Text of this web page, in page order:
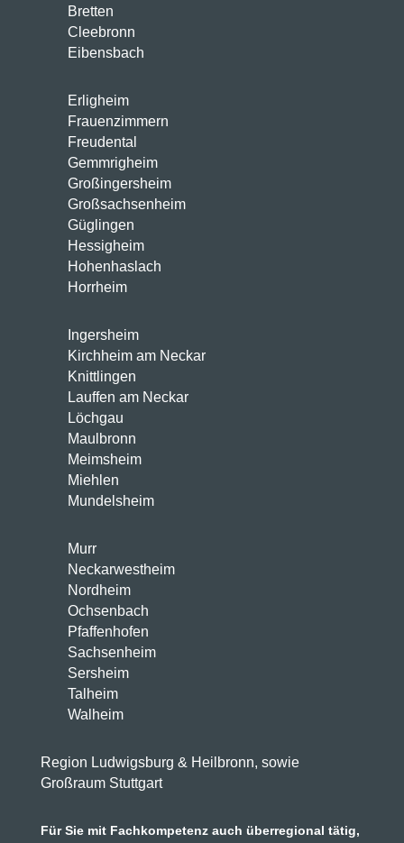
Bretten
Cleebronn
Eibensbach
Erligheim
Frauenzimmern
Freudental
Gemmrigheim
Großingersheim
Großsachsenheim
Güglingen
Hessigheim
Hohenhaslach
Horrheim
Ingersheim
Kirchheim am Neckar
Knittlingen
Lauffen am Neckar
Löchgau
Maulbronn
Meimsheim
Miehlen
Mundelsheim
Murr
Neckarwestheim
Nordheim
Ochsenbach
Pfaffenhofen
Sachsenheim
Sersheim
Talheim
Walheim
Region Ludwigsburg & Heilbronn, sowie
Großraum Stuttgart
Für Sie mit Fachkompetenz auch überregional tätig,